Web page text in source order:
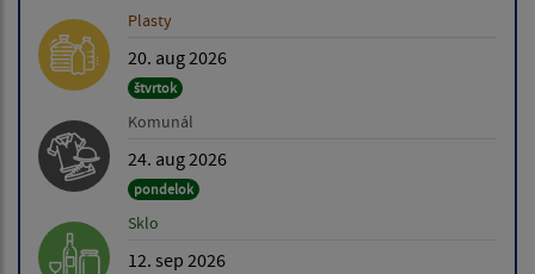
Plasty
20. aug 2026
štvrtok
Komunál
24. aug 2026
pondelok
Sklo
12. sep 2026